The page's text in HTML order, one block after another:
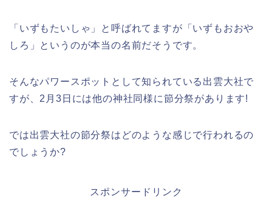
「いずもたいしゃ」と呼ばれてますが「いずもおおや
しろ」というのが本当の名前だそうです。
そんなパワースポットとして知られている出雲大社で
すが、2月3日には他の神社同様に節分祭があります!
では出雲大社の節分祭はどのような感じで行われるの
でしょうか?
スポンサードリンク